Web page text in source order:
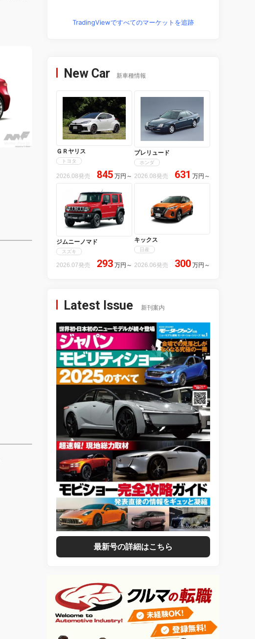
TradingViewですべてのマーケットを追跡
New Car 新車種情報
ＧＲヤリス
トヨタ
2026.08発売 845 万円 ～
プレリュード
ホンダ
2026.08発売 631 万円 ～
ジムニーノマド
スズキ
2026.07発売 293 万円 ～
キックス
日産
2026.06発売 300 万円 ～
Latest Issue 新刊案内
最新号の詳細はこちら